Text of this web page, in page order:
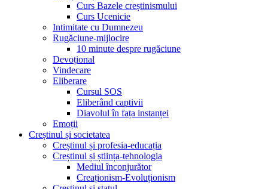
Curs Bazele creștinismului
Curs Ucenicie
Intimitate cu Dumnezeu
Rugăciune-mijlocire
10 minute despre rugăciune
Devoțional
Vindecare
Eliberare
Cursul SOS
Eliberând captivii
Diavolul în fața instanței
Emoții
Creștinul și societatea
Creștinul și profesia-educația
Creștinul și știința-tehnologia
Mediul înconjurător
Creaționism-Evoluționism